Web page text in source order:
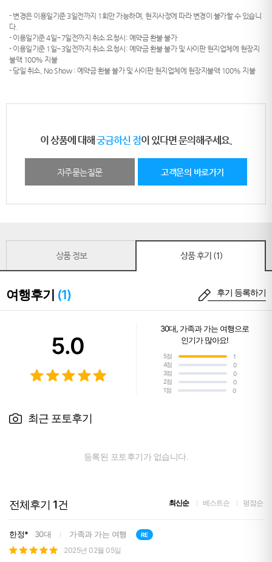
- 변경은 이용일기준 3일전까지 1회만 가능하며, 현지사정에 따라 변경이 불가할 수 있습니
다.
- 이용일기준 4일~7일전까지 취소 요청시: 예약금 환불 불가
- 이용일기준 1일~3일전까지 취소 요청시: 예약금 환불 불가 및 사이판 현지업체에 현장지
불액 100% 지불
- 당일 취소, No Show : 예약금 환불 불가 및 사이판 현지업체에 현장지불액 100% 지불
이 상품에 대해 궁금하신 점이 있다면 문의해주세요.
자주묻는질문 고객문의 바로가기
상품 정보 상품 후기 (1)
여행후기 (1) 후기 등록하기
5.0
30대, 가족과 가는 여행으로
인기가 많아요!
5점
1
4점
0
3점
0
2점
0
1점
0
최근 포토후기
등록된 포토후기가 없습니다.
전체후기 1건 최신순 베스트순 평점순
한정* 30대 가족과 가는 여행 RE
2025년 02월 05일